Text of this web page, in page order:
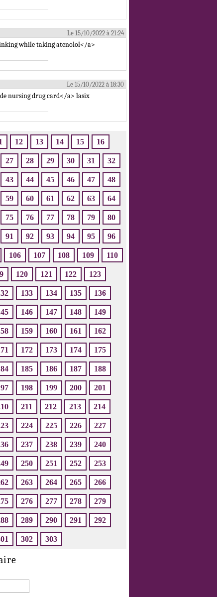
Le 15/10/2022 à 21:24
while taking atenolol</a>
Le 15/10/2022 à 18:30
nursing drug card</a> lasix
12 13 14 15 16
27 28 29 30 31 32
43 44 45 46 47 48
59 60 61 62 63 64
75 76 77 78 79 80
91 92 93 94 95 96
106 107 108 109 110
120 121 122 123
133 134 135 136
146 147 148 149
159 160 161 162
172 173 174 175
185 186 187 188
198 199 200 201
211 212 213 214
224 225 226 227
237 238 239 240
250 251 252 253
263 264 265 266
276 277 278 279
289 290 291 292
302 303